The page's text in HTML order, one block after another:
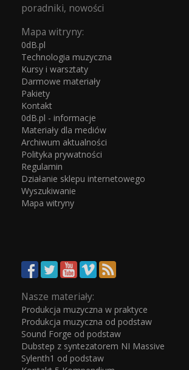
poradniki, nowości
Mapa witryny:
0dB.pl
Technologia muzyczna
Kursy i warsztaty
Darmowe materiały
Pakiety
Kontakt
0dB.pl - informacje
Materiały dla mediów
Archiwum aktualności
Polityka prywatności
Regulamin
Działanie sklepu internetowego
Wyszukiwanie
Mapa witryny
Nasze materiały:
Produkcja muzyczna w praktyce
Produkcja muzyczna od podstaw
Sound Forge od podstaw
Dubstep z syntezatorem NI Massive
Sylenth1 od podstaw